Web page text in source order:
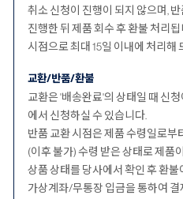
취소 신청이 진행이 되지 않으며,
진행한 뒤 제품 회수 후 환불 처리
시점으로 최대 15일 이내에 처리해
교환/반품/환불
교환은 '배송완료'의 상태일 때 신
에서 신청하실 수 있습니다.
반품 교환 시점은 제품 수령일로부
(이후 불가) 수령 받은 상태로 제품
상품 상태를 당사에서 확인 후 환불
가상계좌/무통장 입금을 통하여 결